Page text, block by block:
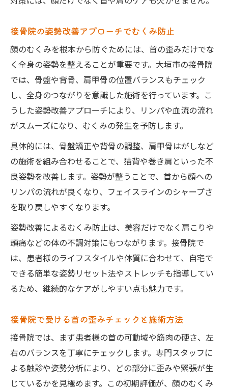
接骨院の姿勢改善アプローチでむくみ防止
顔のむくみを根本から防ぐためには、首の歪みだけでな
く全身の姿勢を整えることが重要です。大垣市の接骨院
では、骨盤や背骨、肩甲骨の位置バランスもチェック
し、全身のつながりを意識した施術を行っています。こ
うした姿勢改善アプローチにより、リンパや血流の流れ
がスムーズになり、むくみの発生を予防します。
具体的には、骨盤矯正や背骨の調整、肩甲骨はがしなど
の施術を組み合わせることで、猫背や巻き肩といった不
良姿勢を改善します。姿勢が整うことで、首から顔への
リンパの流れが良くなり、フェイスラインのシャープさ
を取り戻しやすくなります。
姿勢改善によるむくみ防止は、美容だけでなく肩こりや
頭痛などの体の不調対策にもつながります。接骨院で
は、患者様のライフスタイルや体質に合わせて、自宅で
できる簡単な姿勢リセット法やストレッチも指導してい
るため、継続的なケアがしやすい点も魅力です。
接骨院で受ける首の歪みチェックと施術方法
接骨院では、まず患者様の首の可動域や筋肉の硬さ、左
右のバランスを丁寧にチェックします。専門スタッフに
よる触診や姿勢分析により、どの部分に歪みや緊張が生
じているかを見極めます。この初期評価が、顔のむくみ